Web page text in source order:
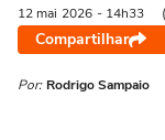
12 mai 2026 - 14h33
Compartilhar
Por: Rodrigo Sampaio